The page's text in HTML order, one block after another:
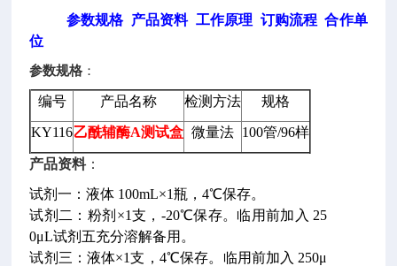
参数规格 产品资料 工作原理 订购流程 合作单
位
参数规格 ：
编号 产品名称 检测方法 规格
KY116乙酰辅酶A测试盒 微量法 100管/96样
产品资料：
试剂一：液体 100mL×1瓶，4℃保存。
试剂二：粉剂×1支，-20℃保存。临用前加入 25
0μL试剂五充分溶解备用。
试剂三：液体×1支，4℃保存。临用前加入 250μ